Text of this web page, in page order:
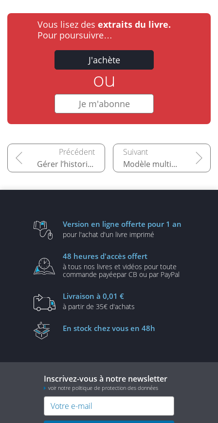
Vous lisez des extraits du livre.
Pour poursuivre…
J'achète
ou
Je m'abonne
Gérer l’historisation et les données temporelles Modèle multidimensionnel vs tabulaire
Version en ligne offerte pour 1 an
pour l'achat d'un livre imprimé
48 heures d'accès offert
à tous nos livres et vidéos pour toute
commande payéepar CB ou par PayPal
Livraison à 0,01 €
à partir de 35€ d'achats
En stock chez vous en 48h
Inscrivez-vous à notre newsletter
voir notre politique de protection des données